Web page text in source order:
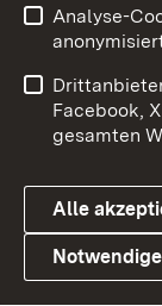
Link zum
Datenschutz
Analyse-
Facebook,
gesamten
Alle